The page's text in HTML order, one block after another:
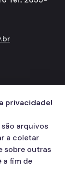
privacidade!
arquivos
a coletar
sobre outras
a fim de